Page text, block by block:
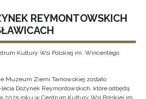
REYMONTOWSKICH
Kultury Wsi Polskiej im. Wincentego
Muzeum Ziemi Tarnowskiej zostało
Dożynek Reymontowskich, które odbędą
2025 roku w Centrum Kultury Wsi Polskiej im.